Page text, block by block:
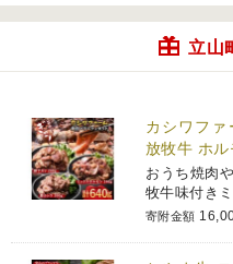
立山
カシワファ
放牧牛 ホ
おうち焼肉
牧牛味付き
寄附金額